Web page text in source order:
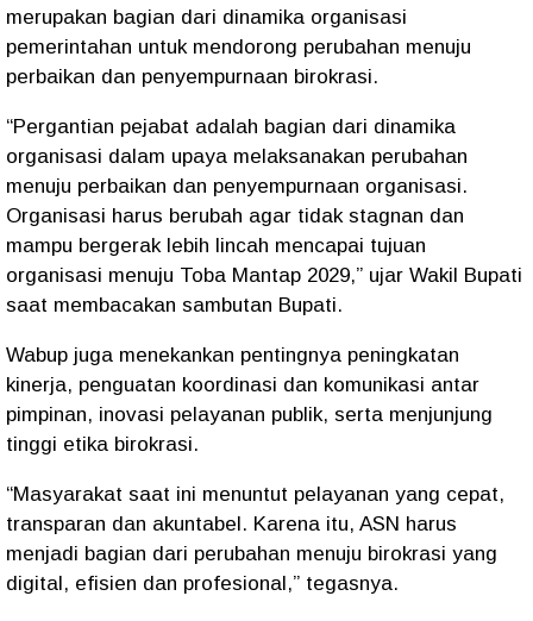
merupakan bagian dari dinamika organisasi
pemerintahan untuk mendorong perubahan menuju
perbaikan dan penyempurnaan birokrasi.
“Pergantian pejabat adalah bagian dari dinamika
organisasi dalam upaya melaksanakan perubahan
menuju perbaikan dan penyempurnaan organisasi.
Organisasi harus berubah agar tidak stagnan dan
mampu bergerak lebih lincah mencapai tujuan
organisasi menuju Toba Mantap 2029,” ujar Wakil Bupati
saat membacakan sambutan Bupati.
Wabup juga menekankan pentingnya peningkatan
kinerja, penguatan koordinasi dan komunikasi antar
pimpinan, inovasi pelayanan publik, serta menjunjung
tinggi etika birokrasi.
“Masyarakat saat ini menuntut pelayanan yang cepat,
transparan dan akuntabel. Karena itu, ASN harus
menjadi bagian dari perubahan menuju birokrasi yang
digital, efisien dan profesional,” tegasnya.